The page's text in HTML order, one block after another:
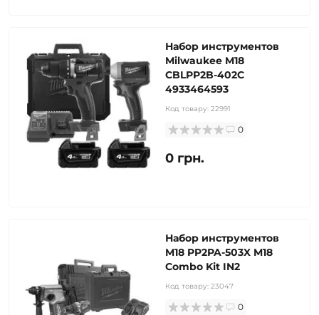
Набор инструментов
Milwaukee M18
CBLPP2B-402C
4933464593
Код товару: 22991
0
0 грн.
Набор инструментов
M18 PP2PA-503X M18
Combo Kit IN2
Код товару: 23047
0